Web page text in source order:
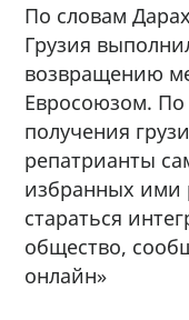
По словам
Грузия
возвращению
Евросоюзом.
получения
репатрианты
избранных ими
стараться
общество,
онлайн»